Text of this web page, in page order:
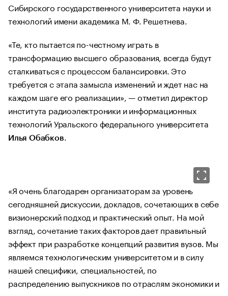
Сибирского государственного университета науки и
технологий имени академика М. Ф. Решетнева.
«Те, кто пытается по-честному играть в
трансформацию высшего образования, всегда будут
сталкиваться с процессом балансировки. Это
требуется с этапа замысла изменений и ждет нас на
каждом шаге его реализации», — отметил директор
института радиоэлектроники и информационных
технологий Уральского федерального университета
Илья Обабков.
«Я очень благодарен организаторам за уровень
сегодняшней дискуссии, докладов, сочетающих в себе
визионерский подход и практический опыт. На мой
взгляд, сочетание таких факторов дает правильный
эффект при разработке концепций развития вузов. Мы
являемся технологическим университетом и в силу
нашей специфики, специальностей, по
распределению выпускников по отраслям экономики и